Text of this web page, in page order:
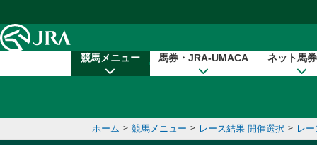
競馬メニュー 馬券・JRA-UMACA ネット馬
ホーム > 競馬メニュー > レース結果 開催選択 > レ